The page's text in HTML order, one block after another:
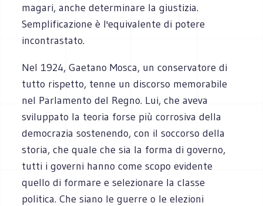
magari, anche determinare la giustizia.
Semplificazione è l'equivalente di potere
incontrastato.
Nel 1924, Gaetano Mosca, un conservatore di
tutto rispetto, tenne un discorso memorabile
nel Parlamento del Regno. Lui, che aveva
sviluppato la teoria forse più corrosiva della
democrazia sostenendo, con il soccorso della
storia, che quale che sia la forma di governo,
tutti i governi hanno come scopo evidente
quello di formare e selezionare la classe
politica. Che siano le guerre o le elezioni